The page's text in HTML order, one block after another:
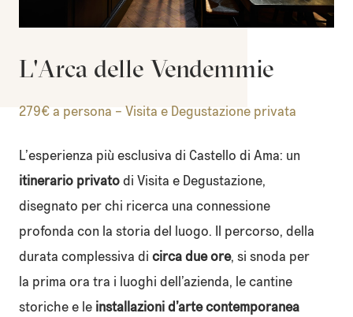
L'Arca delle Vendemmie
279€ a persona – Visita e Degustazione privata
L’esperienza più esclusiva di Castello di Ama: un
itinerario privato di Visita e Degustazione,
disegnato per chi ricerca una connessione
profonda con la storia del luogo. Il percorso, della
durata complessiva di circa due ore, si snoda per
la prima ora tra i luoghi dell’azienda, le cantine
storiche e le installazioni d’arte contemporanea